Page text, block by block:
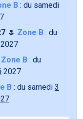
B : du samedi
🌷 Zone B : du
2027
Zone B : du
2027
B : du samedi 3